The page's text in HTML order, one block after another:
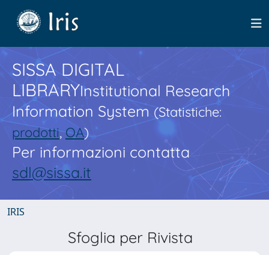
SISSA DIGITAL
LIBRARYInstitutional Research
Information System(Statistiche:
prodotti,OA)
Per informazioni contatta
sdl@sissa.it
IRIS
Sfoglia per Rivista